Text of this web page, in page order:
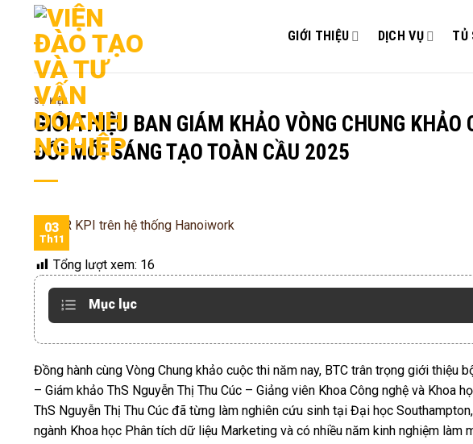
GIỚI THIỆU DỊCH VỤ TỦ
SỰ KIỆN
GIỚI THIỆU BAN GIÁM KHẢO VÒNG CHUNG KHẢO
ĐỔI MỚI SÁNG TẠO TOÀN CẦU 2025
03
Th11
Tổng lượt xem: 16
Mục lục
Đồng hành cùng Vòng Chung khảo cuộc thi năm nay, BTC trân trọng giới thiệu
– Giám khảo ThS Nguyễn Thị Thu Cúc – Giảng viên Khoa Công nghệ và Khoa
ThS Nguyễn Thị Thu Cúc đã từng làm nghiên cứu sinh tại Đại học
ngành Khoa học Phân tích dữ liệu Marketing và có nhiều năm kinh nghiệm